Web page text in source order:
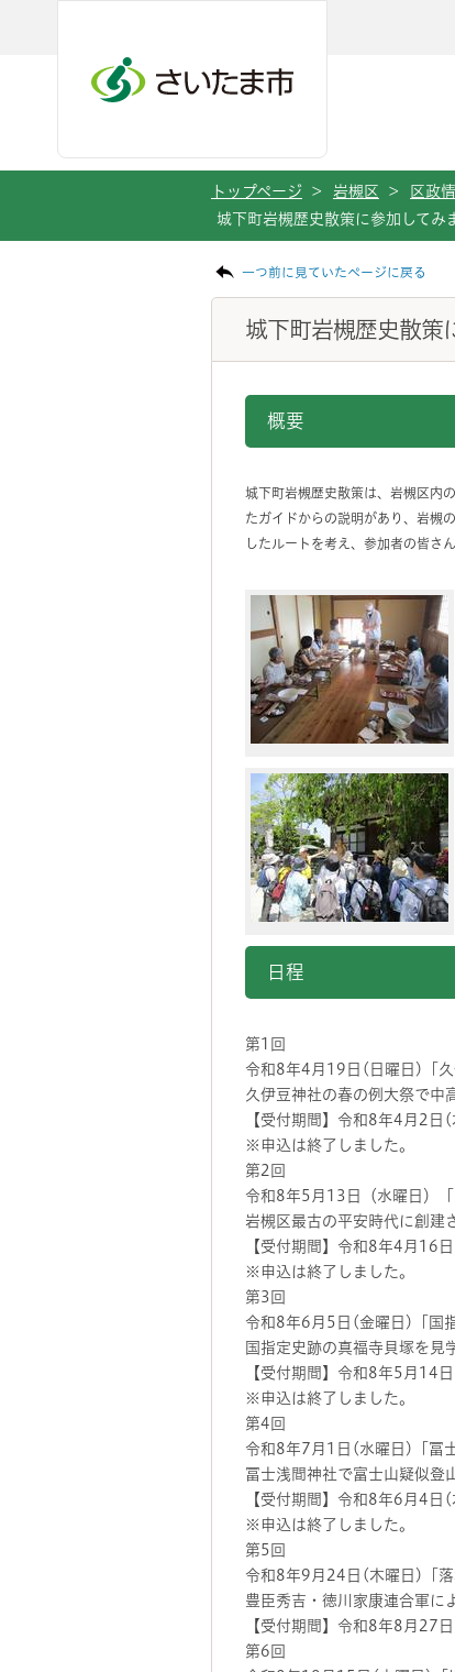
トップページ > 岩槻区 > 区政
城下町岩槻歴史散策に参加してみ
一つ前に見ていたページに戻る
城下町岩槻歴史散策
概要
城下町岩槻歴史散策は、岩槻区内
たガイドからの説明があり、岩槻
したルートを考え、参加者の皆さ
日程
第1回
令和8年4月19日(日曜日)「久
久伊豆神社の春の例大祭で中
【受付期間】令和8年4月2
※申込は終了しました。
第2回
令和8年5月13日（水曜日）
岩槻区最古の平安時代に創建
【受付期間】令和8年4月16
※申込は終了しました。
第3回
令和8年6月5日(金曜日)「国
国指定史跡の真福寺貝塚を見
【受付期間】令和8年5月14
※申込は終了しました。
第4回
令和8年7月1日(水曜日)「冨
冨士浅間神社で富士山疑似登
【受付期間】令和8年6月4
※申込は終了しました。
第5回
令和8年9月24日(木曜日)「落
豊臣秀吉・徳川家康連合軍に
【受付期間】令和8年8月27
第6回